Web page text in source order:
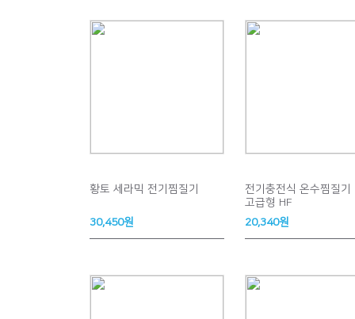
황토 세라믹 전기찜질기
30,450원
전기충전식 온수찜질기
고급형 HF
20,340원